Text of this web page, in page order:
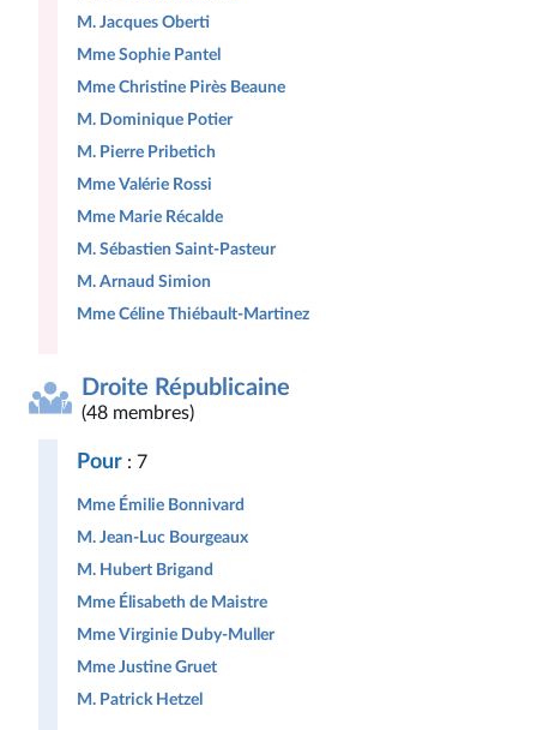
M. Jacques Oberti
Mme Sophie Pantel
Mme Christine Pirès Beaune
M. Dominique Potier
M. Pierre Pribetich
Mme Valérie Rossi
Mme Marie Récalde
M. Sébastien Saint-Pasteur
M. Arnaud Simion
Mme Céline Thiébault-Martinez
Droite Républicaine
(48 membres)
Pour : 7
Mme Émilie Bonnivard
M. Jean-Luc Bourgeaux
M. Hubert Brigand
Mme Élisabeth de Maistre
Mme Virginie Duby-Muller
Mme Justine Gruet
M. Patrick Hetzel